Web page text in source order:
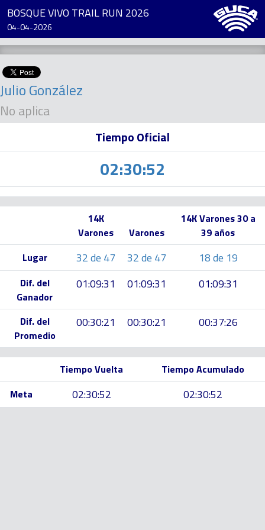
BOSQUE VIVO TRAIL RUN 2026
04-04-2026
Julio González
No aplica
Tiempo Oficial
02:30:52
14K
Varones
Varones
14K Varones 30 a
39 años
Lugar
32 de 47 32 de 47 18 de 19
Dif. del
Ganador
01:09:31 01:09:31 01:09:31
Dif. del
Promedio
00:30:21 00:30:21 00:37:26
Tiempo Vuelta
Tiempo Acumulado
Meta
02:30:52 02:30:52